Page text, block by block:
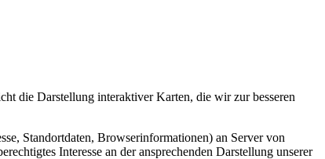
die Darstellung interaktiver Karten, die wir zur besseren
Standortdaten, Browserinformationen) an Server von
Interesse an der ansprechenden Darstellung unserer